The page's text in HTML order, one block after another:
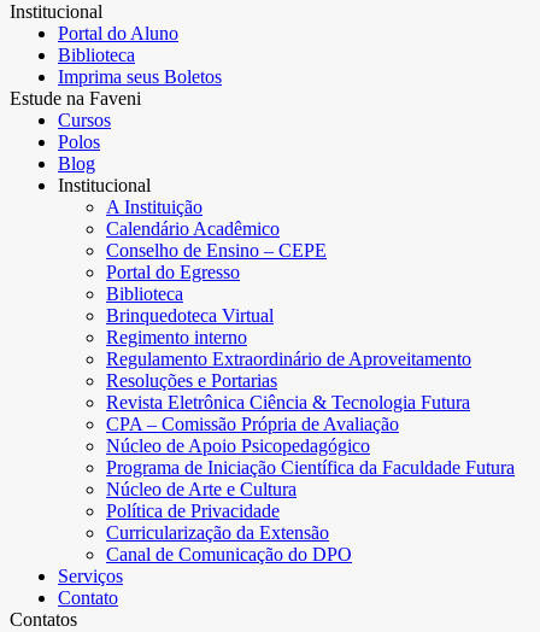
Institucional
Portal do Aluno
Biblioteca
Imprima seus Boletos
Estude na Faveni
Cursos
Polos
Blog
Institucional
A Instituição
Calendário Acadêmico
Conselho de Ensino – CEPE
Portal do Egresso
Biblioteca
Brinquedoteca Virtual
Regimento interno
Regulamento Extraordinário de Aproveitamento
Resoluções e Portarias
Revista Eletrônica Ciência & Tecnologia Futura
CPA – Comissão Própria de Avaliação
Núcleo de Apoio Psicopedagógico
Programa de Iniciação Científica da Faculdade Futura
Núcleo de Arte e Cultura
Política de Privacidade
Curricularização da Extensão
Canal de Comunicação do DPO
Serviços
Contato
Contatos